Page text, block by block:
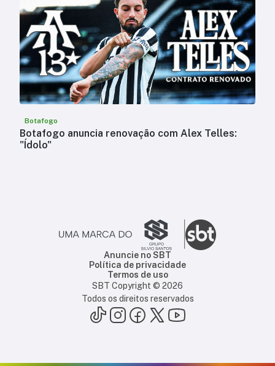
Botafogo
Botafogo anuncia renovação com Alex Telles:
"Ídolo"
Anuncie no SBT
Política de privacidade
Termos de uso
SBT Copyright © 2026
Todos os direitos reservados